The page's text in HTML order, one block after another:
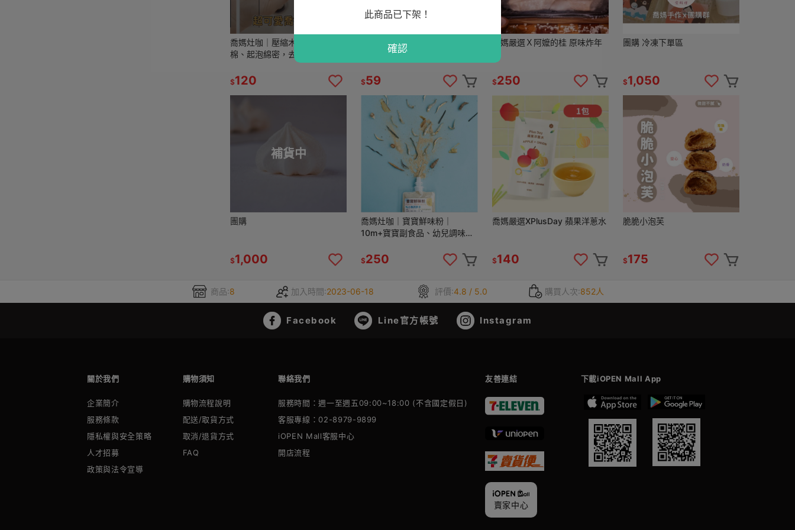
此商品已下架！
確認
￼喬媽灶咖｜壓縮木棉漿洗碗海
棉、起泡綿密，去污不油
$120
喬媽灶咖｜周邊商品-喬妹洗碗
海綿、木棉漿海綿
$59
喬媽嚴選Ｘ阿嬤的桂 原味炸年
$250
團購 冷凍下單區
$1,050
補貨中
團購
$1,000
喬媽灶咖｜寶寶鮮味粉｜
10m+寶寶副食品、幼兒調味
$250
喬媽嚴選XPlusDay 蘋果洋蔥水
$140
脆脆小泡芙
$175
商品:8 加入時間:2023-06-18 評價:4.8 / 5.0 購買人次:852人
Facebook Line官方帳號 Instagram
關於我們 購物須知 聯絡我們 友善連結 下載iOPEN Mall App
企業簡介
服務條款
隱私權與安全策略
人才招募
政策與法令宣導
購物流程說明
配送/取貨方式
取消/退貨方式
FAQ
服務時間：週一至週五09:00~18:00 (不含國定假日)
客服專線：02-8979-9899
iOPEN Mall客服中心
開店流程
賣家中心